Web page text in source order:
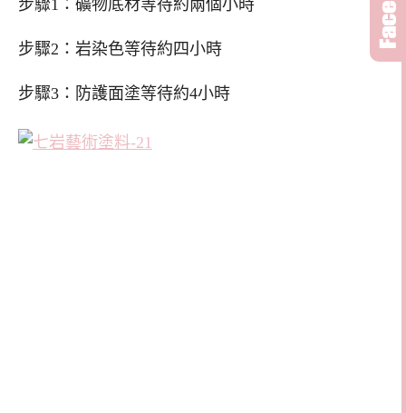
步驟1：礦物底材等待約兩個小時
步驟2：岩染色等待約四小時
步驟3：防護面塗等待約4小時